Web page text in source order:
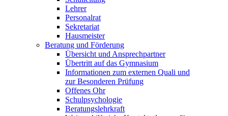
Lehrer
Personalrat
Sekretariat
Hausmeister
Beratung und Förderung
Übersicht und Ansprechpartner
Übertritt auf das Gymnasium
Informationen zum externen Quali und
zur Besonderen Prüfung
Offenes Ohr
Schulpsychologie
Beratungslehrkraft